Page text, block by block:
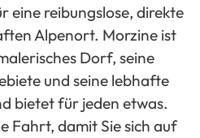
eine reibungslose, direkte
Alpenort. Morzine ist
Dorf, seine
und seine lebhafte
bietet für jeden etwas.
Fahrt, damit Sie sich auf